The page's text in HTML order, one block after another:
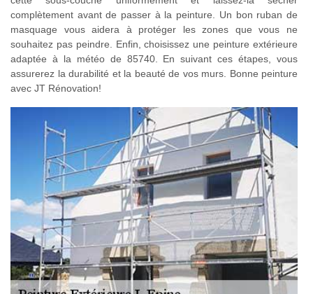
complètement avant de passer à la peinture. Un bon ruban de
masquage vous aidera à protéger les zones que vous ne
souhaitez pas peindre. Enfin, choisissez une peinture extérieure
adaptée à la météo de 85740. En suivant ces étapes, vous
assurerez la durabilité et la beauté de vos murs. Bonne peinture
avec JT Rénovation!